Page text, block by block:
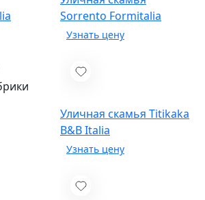
Sorrento Formitalia
Уличная скамья Titikaka
B&B Italia